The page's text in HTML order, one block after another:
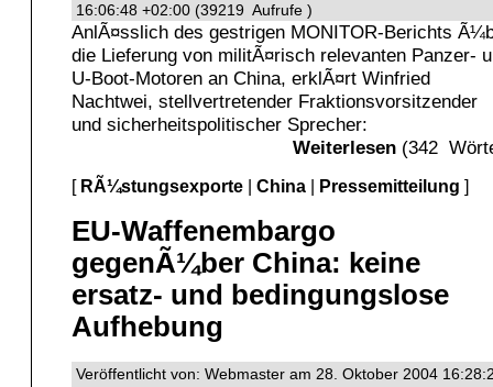
16:06:48 +02:00 (39219 Aufrufe )
AnlÃ¤sslich des gestrigen MONITOR-Berichts
die Lieferung von militÃ¤risch relevanten Panzer-
U-Boot-Motoren an China, erklÃ¤rt Winfried
Nachtwei, stellvertretender Fraktionsvorsitzender
und sicherheitspolitischer Sprecher:
Weiterlesen (342
[ RÃ¼stungsexporte China Pressemitteilung ]
EU-Waffenembargo
gegenÃ¼ber China: keine
ersatz- und bedingungslose
Aufhebung
Veröffentlicht von: Webmaster am 28. Oktober 2004